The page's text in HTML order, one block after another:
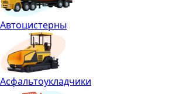
Автоцистерны
Асфальтоукладчики